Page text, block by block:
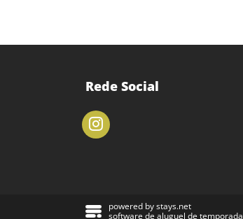
Rede Social
powered bystays.net
software de aluguel de temporada